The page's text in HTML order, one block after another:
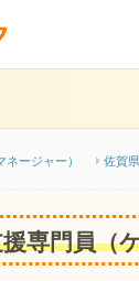
ージャー） 佐賀県
専門員（